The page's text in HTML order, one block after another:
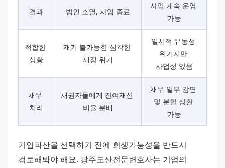
결과 법인 소멸, 사업 종료
사업 계속 운영
가능
적합한
상황
재기 불가능한 심각한
재정 위기
일시적 유동성
위기지만
사업성 있음
채무
처리
채권자들에게 잔여재산
비율 분배
채무 일부 감면
및 분할 상환
가능
기업파산을 선택하기 전에 회생가능성을 반드시
검토해봐야 해요. 광주도산전문변호사는 기업의